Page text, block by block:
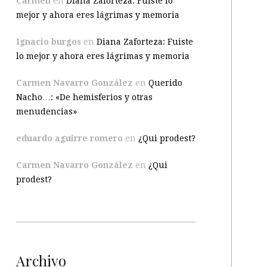
mejor y ahora eres lágrimas y memoria
Ignacio burgos en Diana Zaforteza: Fuiste
lo mejor y ahora eres lágrimas y memoria
Carmen Navarro González en Querido
Nacho…: «De hemisferios y otras
menudencias»
eduardo aguirre romero en ¿Qui prodest?
Carmen Navarro González en ¿Qui
prodest?
Archivo